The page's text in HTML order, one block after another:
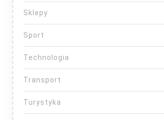
Sklepy
Sport
Technologia
Transport
Turystyka